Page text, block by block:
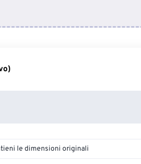
le dimensioni originali